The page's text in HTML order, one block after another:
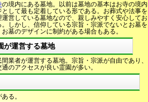
の境内にある墓地。以前は墓地の基本はお寺の境内
して最も定着している形である。お葬式や法事を
営している墓地なので、親しみやすく安心してお
しかし、信仰している宗旨・宗派でないとお墓を
墓のデザインに制約がある場合もある。
が運営する墓地
業者が運営する墓地。宗旨・宗派が自由であり、
のアクセスが良い霊園が多い。
る。